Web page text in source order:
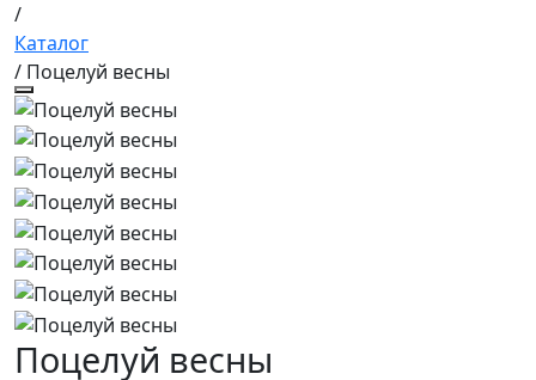
/
Каталог
/ Поцелуй весны
Поцелуй весны